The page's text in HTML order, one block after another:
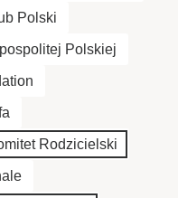
Polski
Polskiej
Rodzicielski